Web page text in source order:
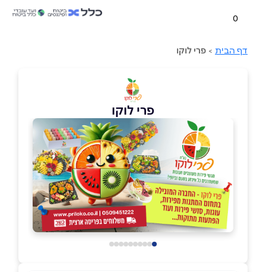
0
דף הבית > פרי לוקו
פרי לוקו